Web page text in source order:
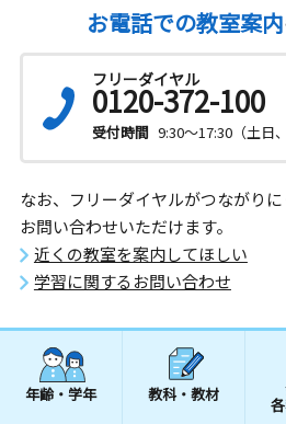
お電話での教室案内
フリーダイヤル
0120-372-100
受付時間 9:30～17:30（土日
なお、フリーダイヤルがつながり
お問い合わせいただけます。
近くの教室を案内してほしい
学習に関するお問い合わせ
年齢・学年 教科・教材